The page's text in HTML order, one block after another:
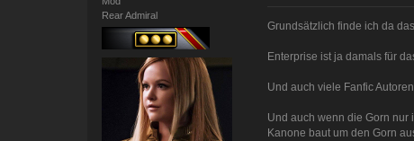
Rear Admiral
Grundsätzlich finde ich da
Enterprise ist ja damals für
Und auch viele Fanfic
Und auch wenn die Gorn nur
Kanone baut um den Gorn